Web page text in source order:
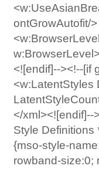
ontGrowAutofit/
<![endif]--><!--[if
<w:LatentStyles
</xml><![endif]--
Style Definitions
{mso-style-
rowband-size:0;